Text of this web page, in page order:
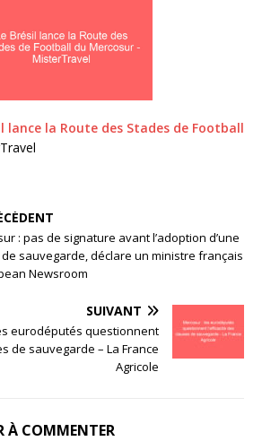
lance la Route des Stades de Football
: pas de signature avant l’adoption d’une
sauvegarde, déclare un ministre français
Newsroom
SUIVANT
eurodéputés questionnent
de sauvegarde – La France
Agricole
À COMMENTER